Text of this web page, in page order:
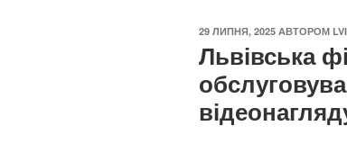
ОПУБЛІКОВАНО
29 ЛИПНЯ, 2025 АВТОРОМ
Львівська